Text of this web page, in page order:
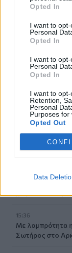
Opted In
I want to
Personal
Opted In
I want to
Personal
Opted In
I want to opt-
Retention,
Personal
Purposes for
Opted Out
Data
Χανιά: Δίκτυο
Φεστιβάλ
Ονείρου» σε
Παπασταύρου:
φοινικόδασος
Αγίου Βασιλείου
Συναγερμός στο
επιχείρησε να
15:36
Με λαμπρότητα
Σωτήρος στο